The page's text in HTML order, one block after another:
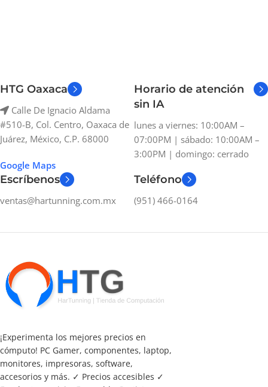
HTG Oaxaca
Calle De Ignacio Aldama
#510-B, Col. Centro, Oaxaca de
Juárez, México, C.P. 68000
Google Maps
Horario de atención
sin IA
lunes a viernes: 10:00AM –
07:00PM | sábado: 10:00AM –
3:00PM | domingo: cerrado
Escríbenos
ventas@hartunning.com.mx
Teléfono
(951) 466-0164
¡Experimenta los mejores precios en
cómputo! PC Gamer, componentes, laptop,
monitores, impresoras, software,
accesorios y más. ✓ Precios accesibles ✓